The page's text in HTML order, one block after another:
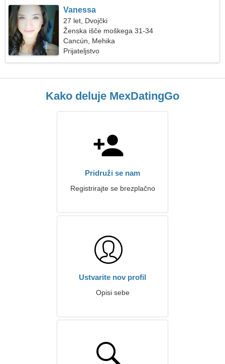
Vanessa
27 let, Dvojčki
Ženska išče moškega 31-34
Cancún, Mehika
Prijateljstvo
Kako deluje MexDatingGo
Pridruži se nam
Registrirajte se brezplačno
Ustvarite nov profil
Opisi sebe